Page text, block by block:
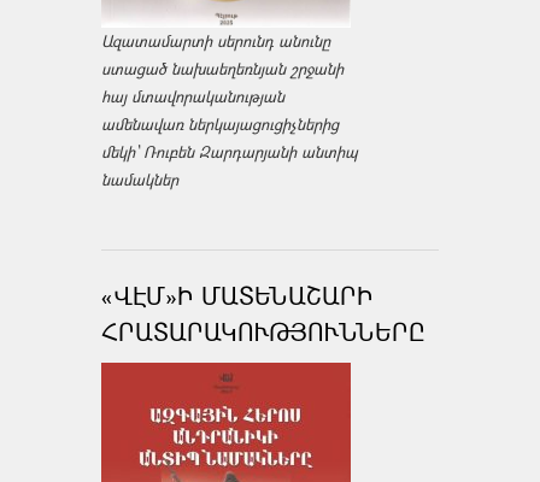
Ազատամարտի սերունդ անունը
ստացած նախաեղեռնյան շրջանի
հայ մտավորականության
ամենավառ ներկայացուցիչներից
մեկի՝ Ռուբեն Զարդարյանի անտիպ
նամակներ
«ՎԷՄ»Ի ՄԱՏԵՆԱՇԱՐԻ
ՀՐԱՏԱՐԱԿՈՒԹՅՈՒՆՆԵՐԸ